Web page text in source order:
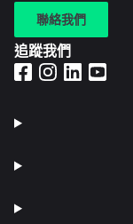
聯絡我們
追蹤我們